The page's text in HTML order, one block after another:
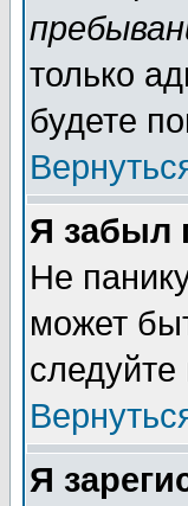
только
будете
Я забыл
Не
может
Я